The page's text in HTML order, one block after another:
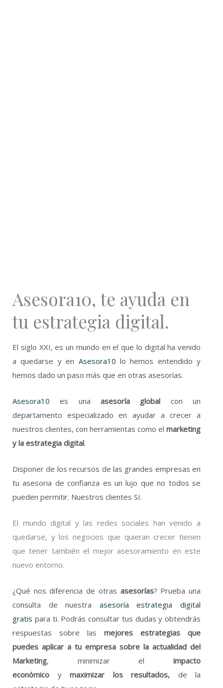
Asesora10, te ayuda en
tu estrategia digital.
El siglo XXI, es un mundo en el que lo digital ha venido
a quedarse y en Asesora10 lo hemos entendido y
hemos dado un paso más que en otras asesorías.
Asesora10 es unaasesoría global con un
departamento especializado en ayudar a crecer a
nuestros clientes, con herramientas como el marketing
y la estrategia digital.
Disponer de los recursos de las grandes empresas en
tu asesoria de confianza es un lujo que no todos se
pueden permitir. Nuestros clientes SI.
El mundo digital y las redes sociales han venido a
quedarse, y los negocios que quieran crecer tienen
que tener también el mejor asesoramiento en este
nuevo entorno.
¿Qué nos diferencia de otras asesorías? Prueba una
consulta de nuestra asesoría estrategia digital
gratis para ti. Podrás consultar tus dudas y obtendrás
respuestas sobre las mejores estrategias que
puedes aplicar a tu empresa sobre la actualidad del
Marketing, minimizar el impacto
económico ymaximizar los resultados, de la